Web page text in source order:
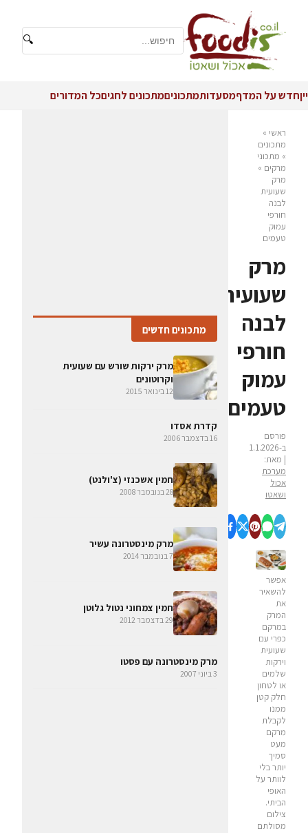
🔍
ייןחדש על המדףמסעדותמתכוניםמתכונים לחגיםכל המדורים
ראשי »
מתכונים
» מתכוני
מרקים »
מרק
שעועית
לבנה
חורפי
עמוק
טעמים
מרק
שעועית
לבנה
חורפי
עמוק
טעמים
פורסם
ב-1.1.2026
| מאת:
מערכת
אכול
ושאטו
אפשר
להשאיר
את
המרק
במרקם
כפרי עם
שעועית
וירקות
שלמים
או לטחון
חלק קטן
ממנו
לקבלת
מרקם
מעט
סמיך
יותר בלי
לוותר על
האופי
הביתי.
צילום
מסולתם
מתכונים חדשים
מרק ירקות שורש עם שעועית
וקרוטונים
12 בינואר 2015
קדרת אסדו
16 בדצמבר 2006
חמין אשכנזי (צ'ולנט)
28 בנובמבר 2008
מרק מינסטרונה עשיר
7 בנובמבר 2014
חמין צמחוני נטול גלוטן
29 בדצמבר 2012
מרק מינסטרונה עם פסטו
3 ביוני 2007